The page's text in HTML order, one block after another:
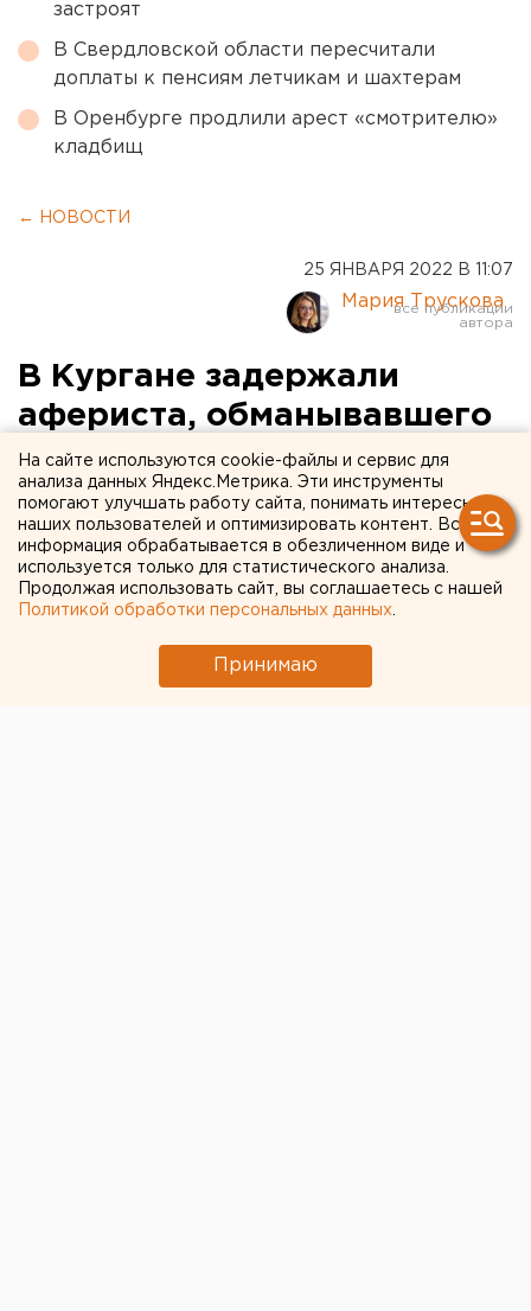
застроят
В Свердловской области пересчитали
доплаты к пенсиям летчикам и шахтерам
В Оренбурге продлили арест «смотрителю»
кладбищ
← НОВОСТИ
25 ЯНВАРЯ 2022 В 11:07
Мария Трускова
В Кургане задержали
афериста, обманывавшего
пенсионеров (ФОТО)
На сайте используются cookie-файлы и сервис для
анализа данных Яндекс.Метрика. Эти инструменты
помогают улучшать работу сайта, понимать интересы
наших пользователей и оптимизировать контент. Вся
информация обрабатывается в обезличенном виде и
используется только для статистического анализа.
Продолжая использовать сайт, вы соглашаетесь с нашей
Политикой обработки персональных данных
Принимаю